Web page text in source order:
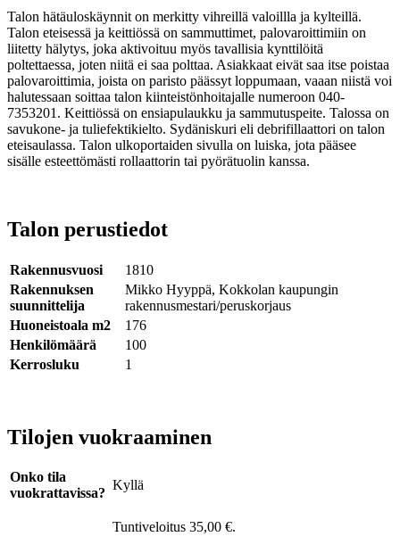
Talon hätäuloskäynnit on merkitty vihreillä valoillla ja kylteillä.
Talon eteisessä ja keittiössä on sammuttimet, palovaroittimiin on
liitetty hälytys, joka aktivoituu myös tavallisia kynttilöitä
poltettaessa, joten niitä ei saa polttaa. Asiakkaat eivät saa itse poistaa
palovaroittimia, joista on paristo päässyt loppumaan, vaaan niistä voi
halutessaan soittaa talon kiinteistönhoitajalle numeroon 040-
7353201. Keittiössä on ensiapulaukku ja sammutuspeite. Talossa on
savukone- ja tuliefektikielto. Sydäniskuri eli debrifillaattori on talon
eteisaulassa. Talon ulkoportaiden sivulla on luiska, jota pääsee
sisälle esteettömästi rollaattorin tai pyörätuolin kanssa.
Talon perustiedot
Rakennusvuosi
1810
Rakennuksen
suunnittelija
Mikko Hyyppä, Kokkolan kaupungin
rakennusmestari/peruskorjaus
Huoneistoala m2
176
Henkilömäärä
100
Kerrosluku
1
Tilojen vuokraaminen
Onko tila
vuokrattavissa?
Kyllä
Tuntiveloitus 35,00 €.